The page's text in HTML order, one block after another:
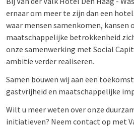
ernaar om meer te zijn dan een
waar mensen samenkomen, kansen
maatschappelijke betrokkenheid
onze samenwerking met Social
ambitie verder realiseren.
Samen bouwen wij aan een
gastvrijheid en maatschappelijke
Wilt u meer weten over onze
initiatieven? Neem contact op met